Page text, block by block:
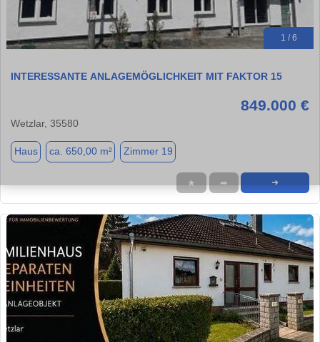
1 / 6
INTERESSANTE ANLAGEMÖGLICHKEIT MIT FAKTOR 15
849.000 €
Wetzlar, 35580
Haus ca. 650,00 m² Zimmer 19
★ ➦ ➜